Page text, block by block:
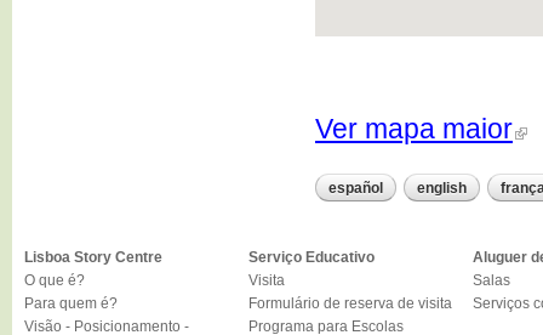
Ver mapa maior
español english
Lisboa Story Centre
O que é?
Para quem é?
Visão - Posicionamento -
Serviço Educativo
Visita
Formulário de reserva de visita
Programa para Escolas
Aluguer
Salas
Serviços